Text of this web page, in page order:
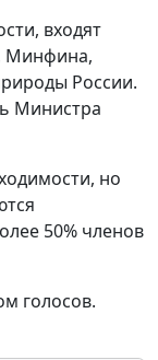
входят
Минфина,
России.
Министра
но
50% членов
голосов.